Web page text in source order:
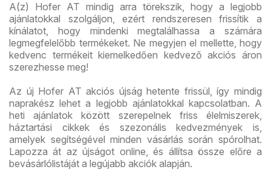
A(z) Hofer AT mindig arra törekszik, hogy a legjobb
ajánlatokkal szolgáljon, ezért rendszeresen frissítik a
kínálatot, hogy mindenki megtalálhassa a számára
legmegfelelőbb termékeket. Ne megyjen el mellette, hogy
kedvenc termékeit kiemelkedően kedvező akciós áron
szerezhesse meg!
Az új Hofer AT akciós újság hetente frissül, így mindig
naprakész lehet a legjobb ajánlatokkal kapcsolatban. A
heti ajánlatok között szerepelnek friss élelmiszerek,
háztartási cikkek és szezonális kedvezmények is,
amelyek segítségével minden vásárlás során spórolhat.
Lapozza át az újságot online, és állítsa össze előre a
bevásárlólistáját a legújabb akciók alapján.